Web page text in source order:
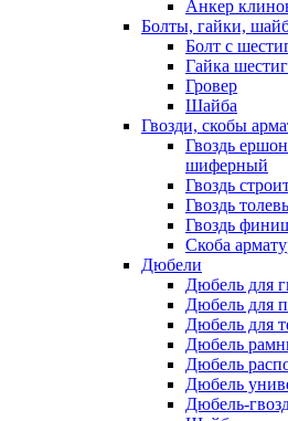
Анкер
Болты, гайки,
Болт c
Гайка
Гровер
Шайба
Гвозди, скобы
Гвоздь
шиферный
Гвоздь
Гвоздь
Гвоздь
Скоба
Дюбели
Дюбель для
Дюбель для
Дюбель для
Дюбель
Дюбель
Дюбель
Дюбель-